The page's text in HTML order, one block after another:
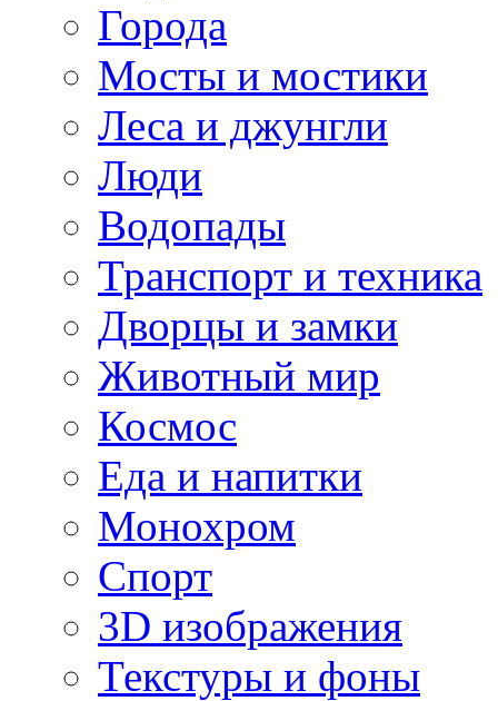
Города
Мосты и мостики
Леса и джунгли
Люди
Водопады
Транспорт и техника
Дворцы и замки
Животный мир
Космос
Еда и напитки
Монохром
Спорт
3D изображения
Текстуры и фоны